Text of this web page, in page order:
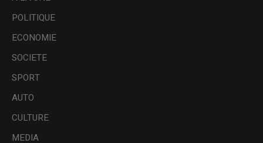
POLITIQUE
ECONOMIE
SOCIETE
SPORT
AUTO
CULTURE
MEDIA